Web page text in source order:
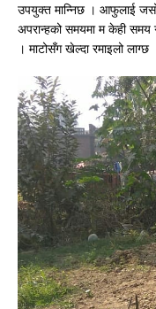
उपयुक्त मान्निछ । आफुलाई जसो
अपरान्हको समयमा म केही समय
। माटोसँग खेल्दा रमाइलो